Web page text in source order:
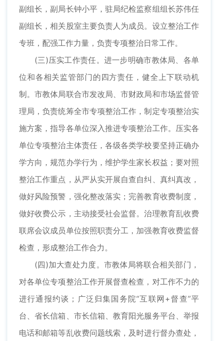
副组长，副局长钟小平，驻局纪检监察组组长苏伟任
副组长，相关股室主要负责人为成员。设立整治工作
专班，配强工作力量，负责专项整治日常工作。
(三)压实工作责任。进一步明确市教体局、各单
位和各相关监管部门的四方责任，健全上下联动机
制。市教体局联合市发改局、市财政局和市场监督管
理局，负责统筹全市专项整治工作，制定专项整治实
施方案，指导各单位深入推进专项整治工作。压实各
单位专项整治主体责任，各级各类学校要坚持正确办
学方向，规范办学行为，维护学生家长权益；要对照
整治工作重点，从严从实开展自查自纠、真纠真改，
做好风险预警，强化整改落实；完善教育收费制度，
做好收费公示，主动接受社会监督。治理教育乱收费
联席会议成员单位按照职责分工，加强教育收费监督
检查，形成整治工作合力。
(四)加大查处力度。市教体局将联合相关部门，
对各单位专项整治工作开展督查检查，对工作不力的
进行通报约谈；广泛归集国务院“互联网+督查”平
台、省长信箱、市长信箱、教育阳光服务平台、举报
电话和邮箱等乱收费问题线索，及时进行督办查处，